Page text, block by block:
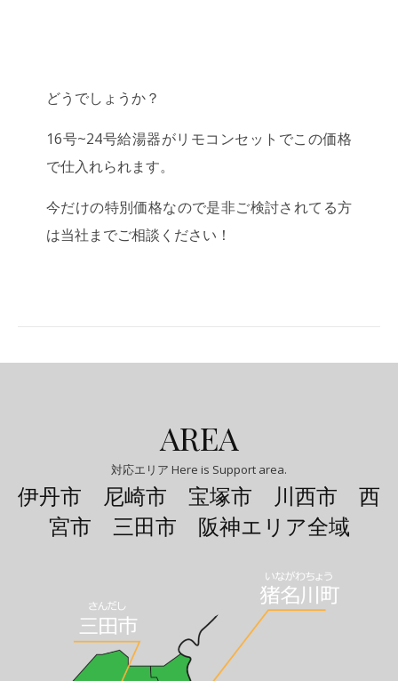
どうでしょうか？
16号~24号給湯器がリモコンセットでこの価格
で仕入れられます。
今だけの特別価格なので是非ご検討されてる方
は当社までご相談ください！
AREA
対応エリア Here is Support area.
伊丹市 尼崎市 宝塚市 川西市 西
宮市 三田市 阪神エリア全域